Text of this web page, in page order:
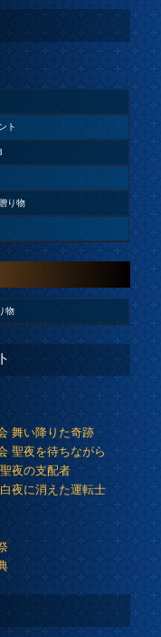
ト
り物
物
舞い降りた奇跡
聖夜を待ちながら
夜の支配者
夜に消えた運転士